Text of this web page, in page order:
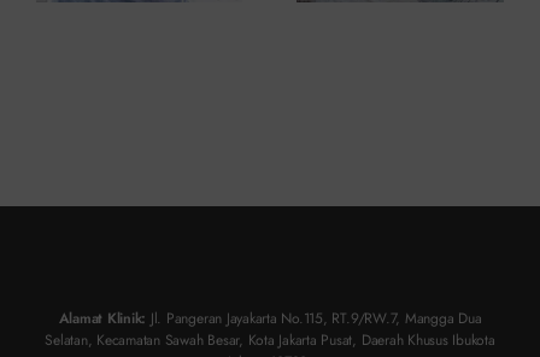
Alamat Klinik: Jl. Pangeran Jayakarta No.115, RT.9/RW.7, Mangga Dua
Selatan, Kecamatan Sawah Besar, Kota Jakarta Pusat, Daerah Khusus Ibukota